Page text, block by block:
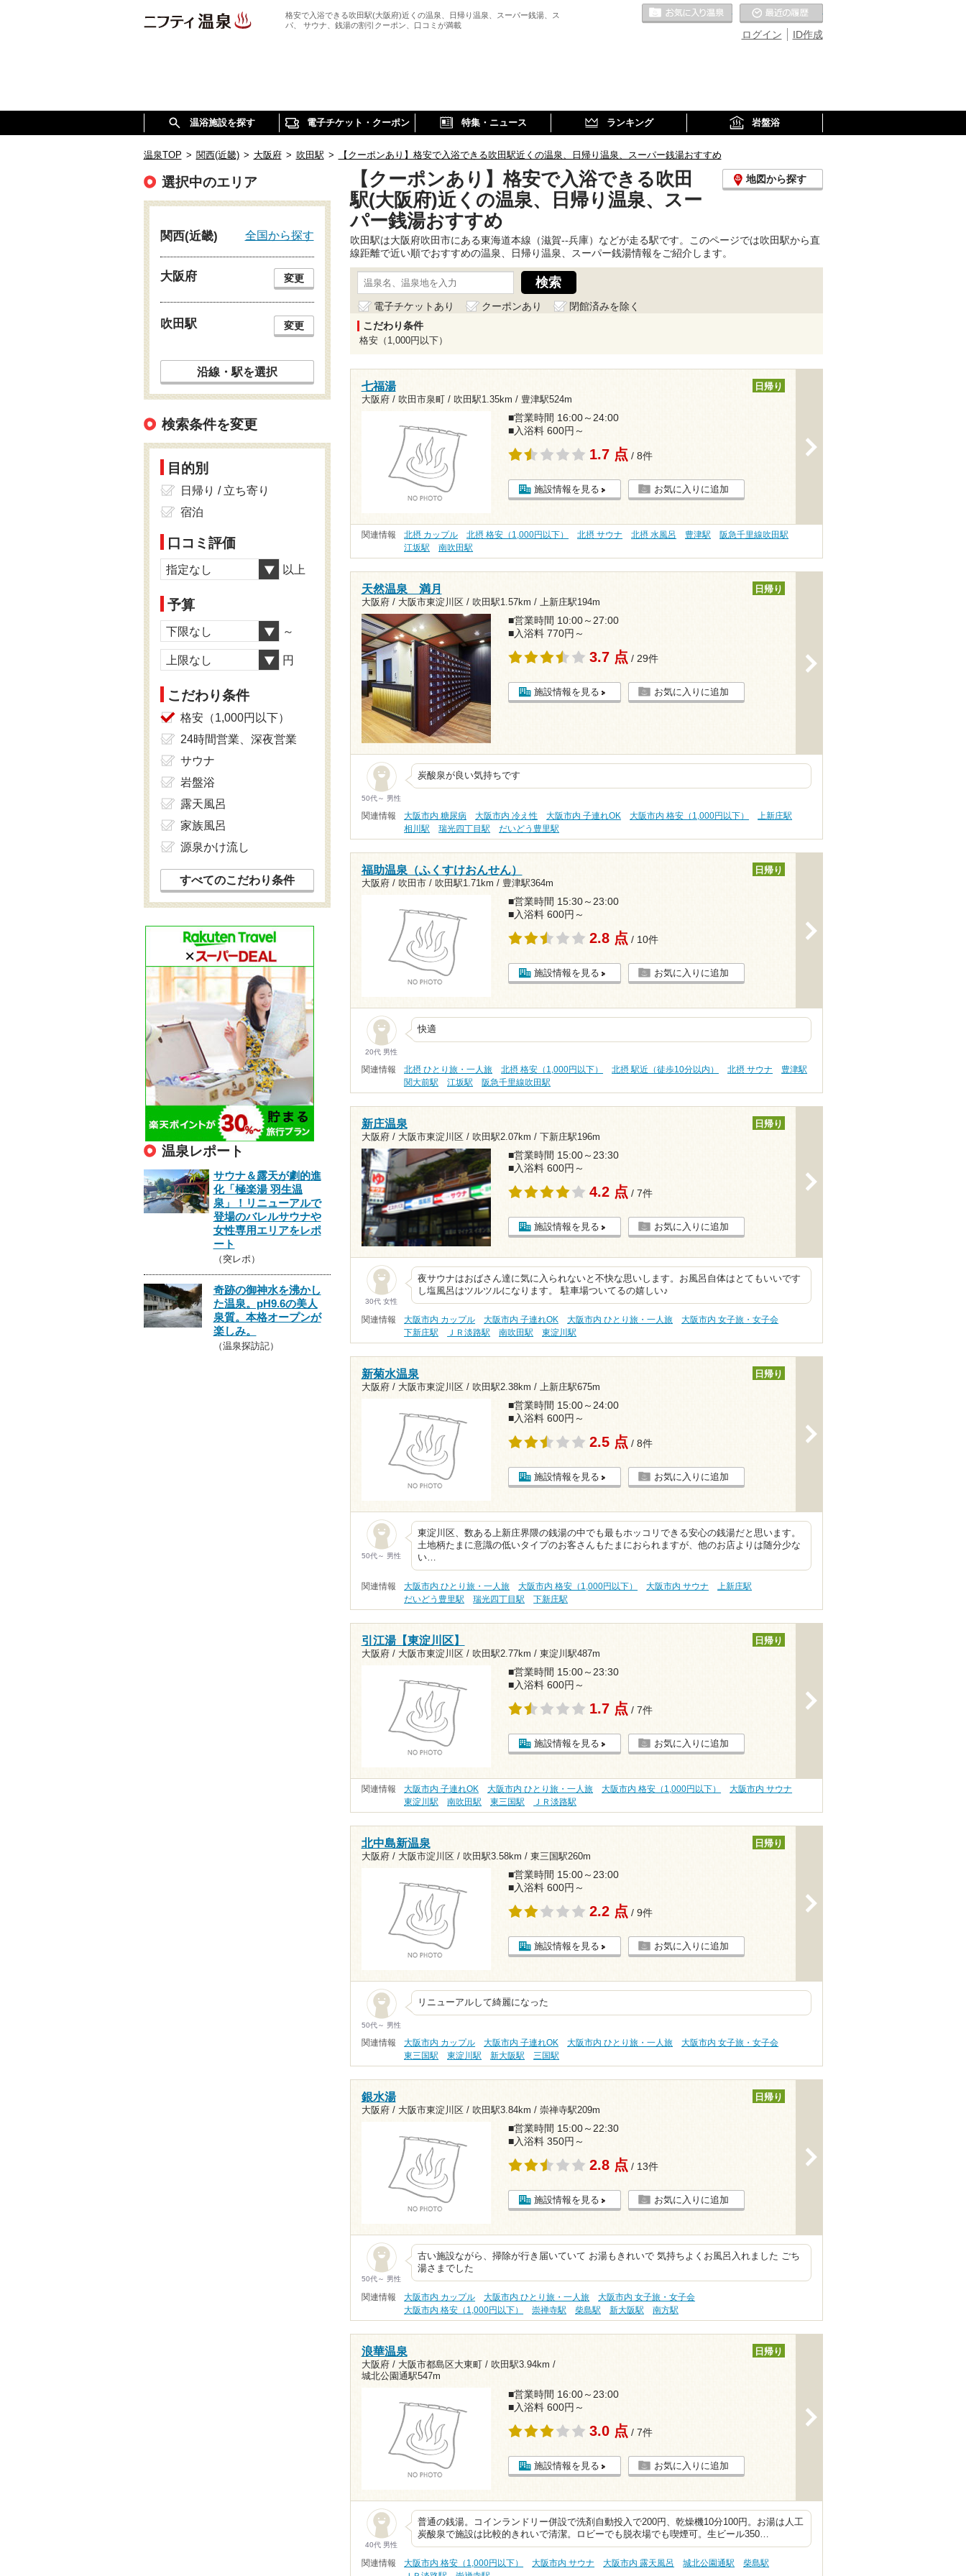
格安で入浴できる吹田駅(大阪府)近くの温泉、日帰り温泉、スーパー銭湯、ス
パ、 サウナ、銭湯の割引クーポン、口コミが満載
ID作成
ログイン
お気に入りの温泉
温浴施設を探す 電子チケット・クーポン 特集・ニュース ランキング 岩盤浴
温泉TOP > 関西(近畿) > 大阪府 > 吹田駅 > 【クーポンあり】格安で入浴できる吹田駅近くの温泉、日帰り温泉、スーパー銭湯おすすめ
【クーポンあり】格安で入浴できる吹田
駅(大阪府)近くの温泉、日帰り温泉、スー
パー銭湯おすすめ
地図から探す
吹田駅は大阪府吹田市にある東海道本線（滋賀--兵庫）などが走る駅です。このページでは吹田駅から直
線距離で近い順でおすすめの温泉、日帰り温泉、スーパー銭湯情報をご紹介します。
電子チケットあり クーポンあり
閉館済みを除く
こだわり条件
格安（1,000円以下）
七福湯
大阪府 / 吹田市泉町 / 吹田駅1.35km / 豊津駅524m
日帰り
■営業時間 16:00～24:00
■入浴料 600円～
1.7 点 / 8件
施設情報を見る お気に入りに追加
関連情報 北摂 カップル 北摂 格安（1,000円以下） 北摂 サウナ 北摂 水風呂 豊津駅
阪急千里線吹田駅
江坂駅
南吹田駅
天然温泉 満月
大阪府 / 大阪市東淀川区 / 吹田駅1.57km / 上新庄駅194m
日帰り
■営業時間 10:00～27:00
■入浴料 770円～
3.7 点 / 29件
施設情報を見る お気に入りに追加
50代～ 男性
炭酸泉が良い気持ちです
関連情報 大阪市内 糖尿病 大阪市内 冷え性 大阪市内 子連れOK 大阪市内 格安（1,000円以下）
上新庄駅
相川駅
瑞光四丁目駅 だいどう豊里駅
福助温泉（ふくすけおんせん）
大阪府 / 吹田市 / 吹田駅1.71km / 豊津駅364m
日帰り
■営業時間 15:30～23:00
■入浴料 600円～
2.8 点 / 10件
施設情報を見る お気に入りに追加
20代 男性
快適
関連情報 北摂 ひとり旅・一人旅 北摂 格安（1,000円以下） 北摂 駅近（徒歩10分以内） 北摂 サウナ
豊津駅
関大前駅
江坂駅 阪急千里線吹田駅
新庄温泉
大阪府 / 大阪市東淀川区 / 吹田駅2.07km / 下新庄駅196m
日帰り
■営業時間 15:00～23:30
■入浴料 600円～
4.2 点 / 7件
施設情報を見る お気に入りに追加
30代 女性
夜サウナはおばさん達に気に入られないと不快な思いします。お風呂自体はとてもいいです
し塩風呂はツルツルになります。 駐車場ついてるの嬉しい♪
関連情報 大阪市内 カップル 大阪市内 子連れOK 大阪市内 ひとり旅・一人旅
大阪市内 女子旅・女子会
下新庄駅
ＪＲ淡路駅 南吹田駅 東淀川駅
新菊水温泉
大阪府 / 大阪市東淀川区 / 吹田駅2.38km / 上新庄駅675m
日帰り
■営業時間 15:00～24:00
■入浴料 600円～
2.5 点 / 8件
施設情報を見る お気に入りに追加
50代～ 男性
東淀川区、数ある上新庄界隈の銭湯の中でも最もホッコリできる安心の銭湯だと思います。
土地柄たまに意識の低いタイプのお客さんもたまにおられますが、他のお店よりは随分少な
い…
関連情報 大阪市内 ひとり旅・一人旅 大阪市内 格安（1,000円以下） 大阪市内 サウナ
上新庄駅
だいどう豊里駅
瑞光四丁目駅 下新庄駅
引江湯【東淀川区】
大阪府 / 大阪市東淀川区 / 吹田駅2.77km / 東淀川駅487m
日帰り
■営業時間 15:00～23:30
■入浴料 600円～
1.7 点 / 7件
施設情報を見る お気に入りに追加
関連情報 大阪市内 子連れOK 大阪市内 ひとり旅・一人旅 大阪市内 格安（1,000円以下）
大阪市内 サウナ
東淀川駅
南吹田駅 東三国駅 ＪＲ淡路駅
北中島新温泉
大阪府 / 大阪市淀川区 / 吹田駅3.58km / 東三国駅260m
日帰り
■営業時間 15:00～23:00
■入浴料 600円～
2.2 点 / 9件
施設情報を見る お気に入りに追加
50代～ 男性
リニューアルして綺麗になった
関連情報 大阪市内 カップル 大阪市内 子連れOK 大阪市内 ひとり旅・一人旅
大阪市内 女子旅・女子会
東三国駅
東淀川駅 新大阪駅 三国駅
銀水湯
大阪府 / 大阪市東淀川区 / 吹田駅3.84km / 崇禅寺駅209m
日帰り
■営業時間 15:00～22:30
■入浴料 350円～
2.8 点 / 13件
施設情報を見る お気に入りに追加
50代～ 男性
古い施設ながら、掃除が行き届いていて お湯もきれいで 気持ちよくお風呂入れました ごち
湯さまでした
関連情報 大阪市内 カップル 大阪市内 ひとり旅・一人旅
大阪市内 女子旅・女子会
大阪市内 格安（1,000円以下）
崇禅寺駅 柴島駅 新大阪駅 南方駅
浪華温泉
大阪府 / 大阪市都島区大東町 / 吹田駅3.94km /
城北公園通駅547m
日帰り
■営業時間 16:00～23:00
■入浴料 600円～
3.0 点 / 7件
施設情報を見る お気に入りに追加
40代 男性
普通の銭湯。コインランドリー併設で洗剤自動投入で200円、乾燥機10分100円。お湯は人工
炭酸泉で施設は比較的きれいで清潔。ロビーでも脱衣場でも喫煙可。生ビール350…
関連情報 大阪市内 格安（1,000円以下） 大阪市内 サウナ 大阪市内 露天風呂 城北公園通駅
柴島駅
選択中のエリア
関西(近畿) 全国から探す
大阪府 変更
吹田駅 変更
沿線・駅を選択
検索条件を変更
目的別
日帰り / 立ち寄り
宿泊
口コミ評価
指定なし 以上
予算
下限なし ～
上限なし 円
こだわり条件
格安（1,000円以下）
24時間営業、深夜営業
サウナ
岩盤浴
露天風呂
家族風呂
源泉かけ流し
すべてのこだわり条件
温泉レポート
サウナ＆露天が劇的進
化「極楽湯 羽生温
泉」！リニューアルで
登場のバレルサウナや
女性専用エリアをレポ
ート
（突レポ）
奇跡の御神水を沸かし
た温泉。pH9.6の美人
泉質。本格オープンが
楽しみ。
（温泉探訪記）